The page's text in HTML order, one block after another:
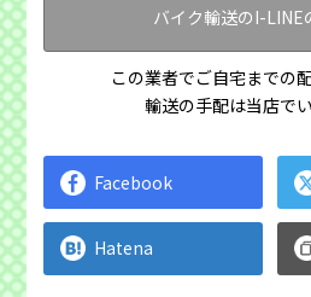
バイク輸送のI-LINE
この業者でご自宅までの
輸送の手配は当店でい
Facebook
Hatena